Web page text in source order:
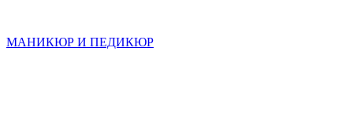
МАНИКЮР И ПЕДИКЮР